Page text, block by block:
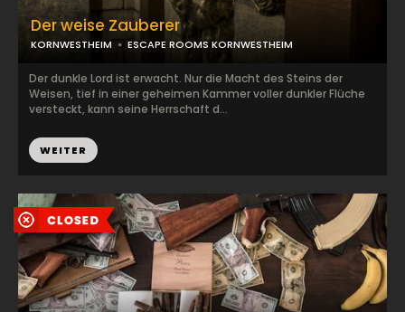
Der weise Zauberer
KORNWESTHEIM ESCAPE ROOMS KORNWESTHEIM
Der dunkle Lord ist erwacht. Nur die Macht des Steins der
Weisen, tief in einer geheimen Kammer voller dunkler Flüche
versteckt, kann seine Herrschaft d...
WEITER